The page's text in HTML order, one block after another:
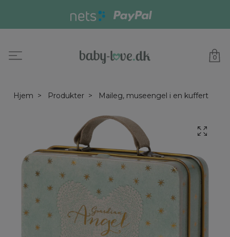
0
Hjem Produkter Maileg, museengel i en kuffert